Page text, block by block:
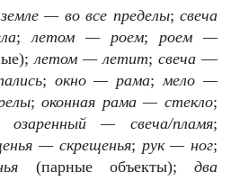
— во все пределы; свеча
;летом — роем; роем —
летом — летит; свеча —
; окно — рама;мело —
;оконная рама — стекло;
озаренный — свеча/пламя;
— скрещенья; рук — ног;
(парные объекты);два